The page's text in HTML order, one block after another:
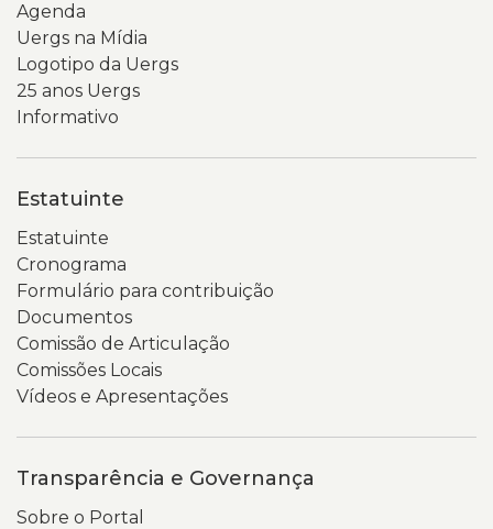
Agenda
Uergs na Mídia
Logotipo da Uergs
25 anos Uergs
Informativo
Estatuinte
Estatuinte
Cronograma
Formulário para contribuição
Documentos
Comissão de Articulação
Comissões Locais
Vídeos e Apresentações
Transparência e Governança
Sobre o Portal